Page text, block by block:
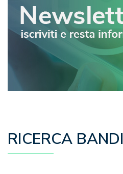
RICERCA BANDI